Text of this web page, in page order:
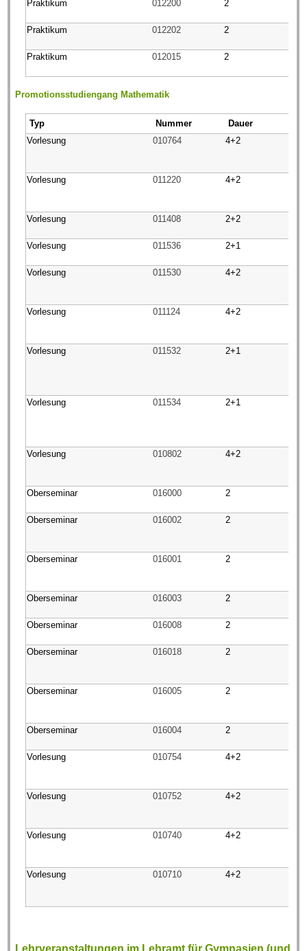
Praktikum 012200 2
Praktikum 012202 2
Praktikum 012015 2
Promotionsstudiengang Mathematik
Typ Nummer
Dauer
Vorlesung
010764 4+2
Vorlesung 011220 4+2
Vorlesung 011408 2+2
Vorlesung 011536 2+1
Vorlesung 011530 4+2
Vorlesung 011124 4+2
Vorlesung 011532 2+1
Vorlesung 011534 2+1
Vorlesung 010802 4+2
Oberseminar 016000 2
Oberseminar 016002 2
Oberseminar 016001 2
Oberseminar 016003 2
Oberseminar 016008 2
Oberseminar 016018 2
Oberseminar 016005 2
Oberseminar 016004 2
Vorlesung 010754 4+2
Vorlesung 010752 4+2
Vorlesung 010740 4+2
Vorlesung 010710 4+2